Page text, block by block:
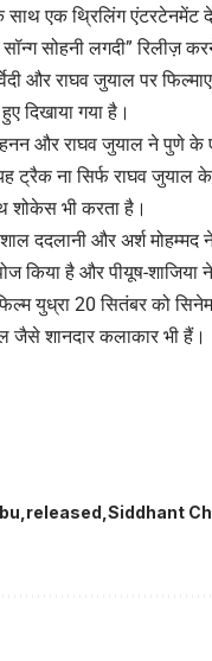
एक थ्रिलिंग एंटरटेनमेंट
सॉन्ग सोहनी लगदी”
और राघव जुयाल पर
दिखाया गया है।
और राघव जुयाल ने
ना सिर्फ राघव जुयाल
शोकेस भी करता है।
ददलानी और अर्श
किया है और पीयूष-शाजिया
युध्रा 20 सितंबर को
जैसे शानदार कलाकार भी हैं।
released Siddhant